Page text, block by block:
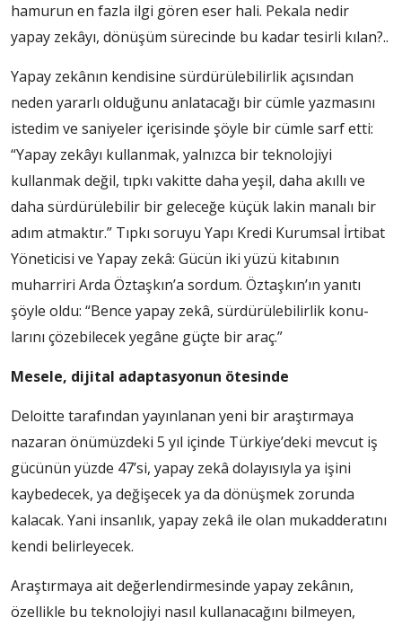
hamurun en fazla ilgi gören eser hali. Pekala nedir
yapay zekâyı, dönüşüm süre­cinde bu kadar tesirli kılan?..
Yapay zekânın kendisine sürdürülebilirlik açısından
neden yararlı olduğunu anla­tacağı bir cümle yazmasını
is­tedim ve saniyeler içerisinde şöyle bir cümle sarf etti:
“Ya­pay zekâyı kullanmak, yalnız­ca bir teknolojiyi
kullanmak değil, tıpkı vakitte daha ye­şil, daha akıllı ve
daha sürdü­rülebilir bir geleceğe küçük lakin manalı bir
adım atmak­tır.” Tıpkı soruyu Yapı Kredi Kurumsal İrtibat
Yöneticisi ve Yapay zekâ: Gücün iki yüzü kitabının
muharriri Arda Öztaş­kın’a sordum. Öztaşkın’ın ya­nıtı
şöyle oldu: “Bence yapay zekâ, sürdürülebilirlik konu­
larını çözebilecek yegâne güç­te bir araç.”
Mesele, dijital adaptasyonun ötesinde
Deloitte tarafından yayınla­nan yeni bir araştırmaya
nazaran önümüzdeki 5 yıl içinde Tür­kiye’deki mevcut iş
gücünün yüzde 47’si, yapay zekâ dola­yısıyla ya işini
kaybedecek, ya değişecek ya da dönüşmek zo­runda
kalacak. Yani insanlık, yapay zekâ ile olan mukadderatını
kendi belirleyecek.
Araştır­maya ait değerlendirme­sinde yapay zekânın,
özellik­le bu teknolojiyi nasıl kulla­nacağını bilmeyen,